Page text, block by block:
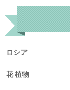
ロシア
花 植物